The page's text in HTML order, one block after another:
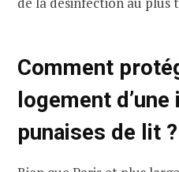
Comment
logement
punaises de lit ?